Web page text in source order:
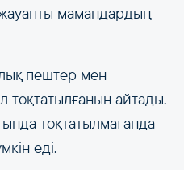
мамандардың
пештер мен
тоқтатылғанын айтады.
тоқтатылмағанда
еді.